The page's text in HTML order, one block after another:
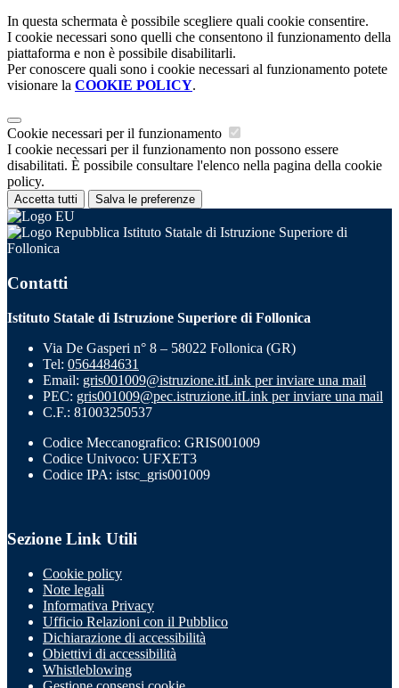
In questa schermata è possibile scegliere quali cookie consentire.
I cookie necessari sono quelli che consentono il funzionamento della
piattaforma e non è possibile disabilitarli.
Per conoscere quali sono i cookie necessari al funzionamento potete
visionare la COOKIE POLICY.
Cookie necessari per il funzionamento
I cookie necessari per il funzionamento non possono essere
disabilitati. È possibile consultare l'elenco nella pagina della cookie
policy.
Accetta tutti Salva le preferenze
Istituto Statale di Istruzione Superiore di
Follonica
Contatti
Istituto Statale di Istruzione Superiore di Follonica
Via De Gasperi n° 8 – 58022 Follonica (GR)
Tel: 0564484631
Email: gris001009@istruzione.itLink per inviare una mail
PEC: gris001009@pec.istruzione.itLink per inviare una mail
C.F.: 81003250537
Codice Meccanografico: GRIS001009
Codice Univoco: UFXET3
Codice IPA: istsc_gris001009
Sezione Link Utili
Cookie policy
Note legali
Informativa Privacy
Ufficio Relazioni con il Pubblico
Dichiarazione di accessibilità
Obiettivi di accessibilità
Whistleblowing